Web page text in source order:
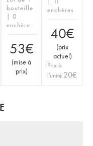
bouteille
| 0
enchère
53€
(mise à
prix)
enchères
40€
(prix
actuel)
Prix à
l'unité 20€